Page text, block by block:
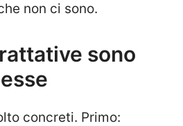
non ci sono.
sono
concreti. Primo: